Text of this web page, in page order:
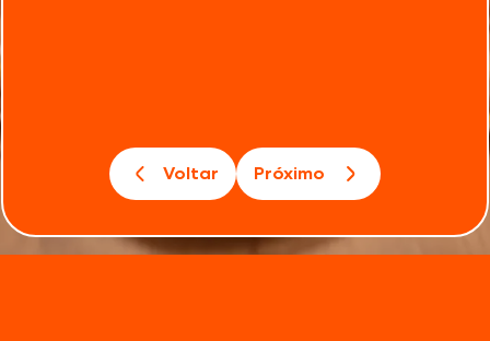
Voltar Próximo